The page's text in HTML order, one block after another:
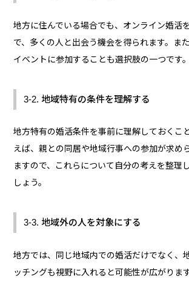
地方に住んでいる場合でも、オンライン婚活
で、多くの人と出会う機会を得られます。ま
イベントに参加することも選択肢の一つです。
3-2. 地域特有の条件を理解する
地方特有の婚活条件を事前に理解しておくこ
えば、親との同居や地域行事への参加が求め
ますので、これらについて自分の考えを整理
しょう。
3-3. 地域外の人を対象にする
地方では、同じ地域内での婚活だけでなく、
ッチングも視野に入れると可能性が広がりま